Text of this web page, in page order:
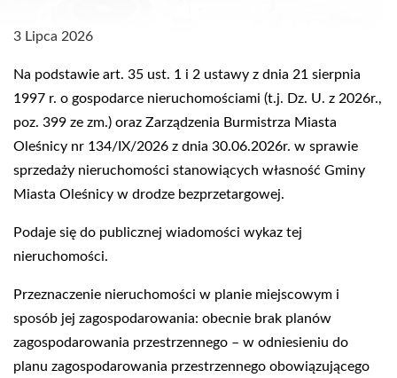
3 Lipca 2026
Na podstawie art. 35 ust. 1 i 2 ustawy z dnia 21 sierpnia
1997 r. o gospodarce nieruchomościami (t.j. Dz. U. z 2026r.,
poz. 399 ze zm.) oraz Zarządzenia Burmistrza Miasta
Oleśnicy nr 134/IX/2026 z dnia 30.06.2026r. w sprawie
sprzedaży nieruchomości stanowiących własność Gminy
Miasta Oleśnicy w drodze bezprzetargowej.
Podaje się do publicznej wiadomości wykaz tej
nieruchomości.
Przeznaczenie nieruchomości w planie miejscowym i
sposób jej zagospodarowania: obecnie brak planów
zagospodarowania przestrzennego – w odniesieniu do
planu zagospodarowania przestrzennego obowiązującego